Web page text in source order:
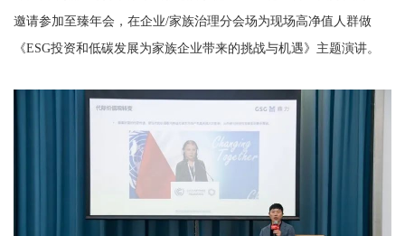
邀请参加至臻年会，在企业/家族治理分会场为现场高净值人群做
《ESG投资和低碳发展为家族企业带来的挑战与机遇》主题演讲。